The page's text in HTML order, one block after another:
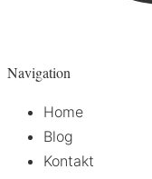
Navigation
Home
Blog
Kontakt